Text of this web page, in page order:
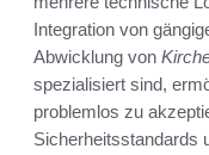
Integration von
Abwicklung von
spezialisiert sind,
problemlos zu
Sicherheitsstandards